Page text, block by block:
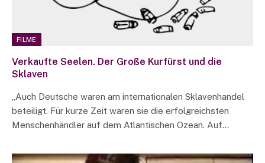
FILME
Verkaufte Seelen. Der Große Kurfürst und die
Sklaven
„Auch Deutsche waren am internationalen Sklavenhandel
beteiligt. Für kurze Zeit waren sie die erfolgreichsten
Menschenhändler auf dem Atlantischen Ozean. Auf…